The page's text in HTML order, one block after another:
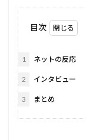
目次
1 ネットの反応
2 インタビュー
3 まとめ